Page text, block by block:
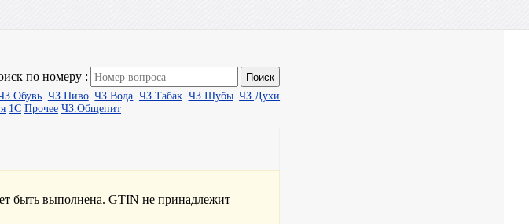
по номеру :
ЧЗ.Пиво ЧЗ.Вода ЧЗ.Табак ЧЗ.Шубы ЧЗ.Духи
1С Прочее ЧЗ.Общепит
быть выполнена. GTIN не принадлежит